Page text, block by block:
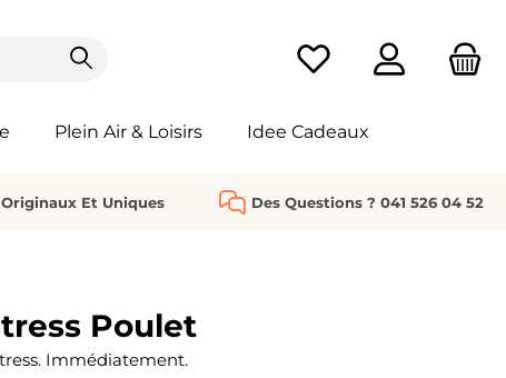
Vous avez 0 articles
Plein Air & Loisirs Idee Cadeaux
Originaux Et Uniques Des Questions ? 041 526 04 52
Poulet
Immédiatement.